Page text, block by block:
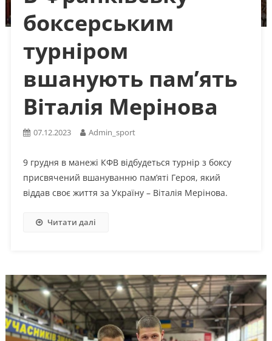
боксерським
турніром
вшанують пам’ять
Віталія Мерінова
07.12.2023 Admin_sport
9 грудня в манежі КФВ відбудеться турнір з боксу
присвячений вшануванню памʼяті Героя, який
віддав своє життя за Україну – Віталія Мерінова.
Читати далі